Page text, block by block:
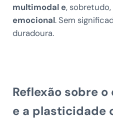
multimodal e, sobretudo,
emocional. Sem
duradoura.
Reflexão sobre
e a plasticidade